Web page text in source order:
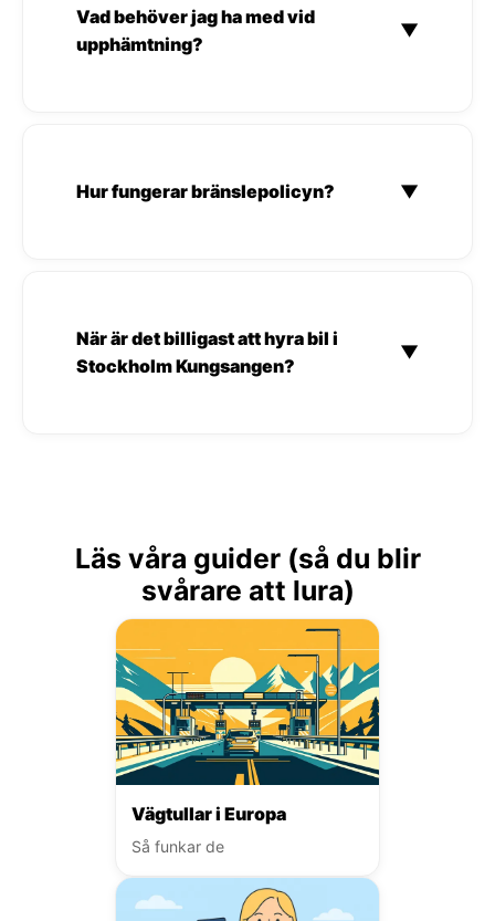
Vad behöver jag ha med vid
upphämtning?
▼
Hur fungerar bränslepolicyn? ▼
När är det billigast att hyra bil i
Stockholm Kungsangen?
▼
Läs våra guider (så du blir
svårare att lura)
Vägtullar i Europa
Så funkar de